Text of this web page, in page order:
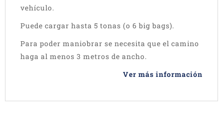
vehículo.
Puede cargar hasta 5 tonas (o 6 big bags).
Para poder maniobrar se necesita que el camino
haga al menos 3 metros de ancho.
Ver más información